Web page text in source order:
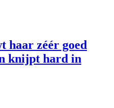
haar zéér goed
knijpt hard in